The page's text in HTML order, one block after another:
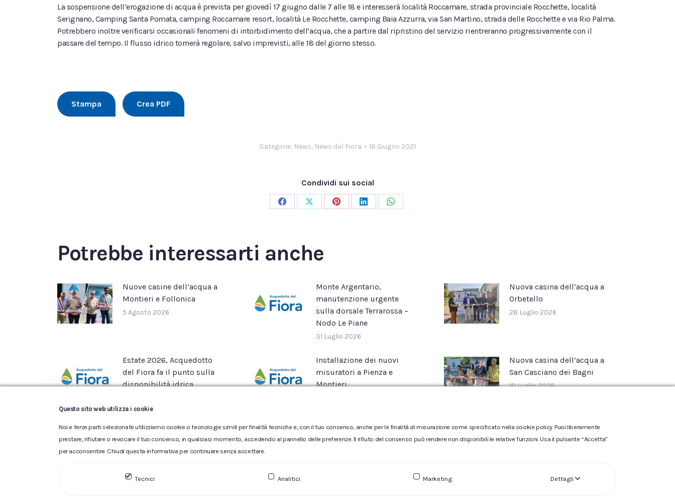
La sospensione dell’erogazione di acqua è prevista per giovedì 17 giugno dalle 7 alle 18 e interesserà località Roccamare, strada provinciale Rocchette, località
Serignano, Camping Santa Pomata, camping Roccamare resort, località Le Rocchette, camping Baia Azzurra, via San Martino, strada delle Rocchette e via Rio Palma.
Potrebbero inoltre verificarsi occasionali fenomeni di intorbidimento dell’acqua, che a partire dal ripristino del servizio rientreranno progressivamente con il
passare del tempo. Il flusso idrico tornerà regolare, salvo imprevisti, alle 18 del giorno stesso.
Stampa Crea PDF
Categorie: News, News dal Fiora 18 Giugno 2021
Condividi sui social
CondividiCondividiCondividiCondividiCondividi
Potrebbe interessarti anche
Nuove casine dell’acqua a
Montieri e Follonica
5 Agosto 2026
Monte Argentario,
manutenzione urgente
sulla dorsale Terrarossa –
Nodo Le Piane
31 Luglio 2026
Nuova casina dell’acqua a
Orbetello
28 Luglio 2026
Estate 2026, Acquedotto
del Fiora fa il punto sulla
disponibilità idrica
Installazione dei nuovi
misuratori a Pienza e
Montieri
Nuova casina dell’acqua a
San Casciano dei Bagni
10 Luglio 2026
Glossario Reclamo pdf
Questo sito web utilizza i cookie
Noi e terze parti selezionate utilizziamo cookie o tecnologie simili per finalità tecniche e, con il tuo consenso, anche per le finalità di misurazione come specificato nella cookie policy. Puoi liberamente
prestare, rifiutare o revocare il tuo consenso, in qualsiasi momento, accedendo al pannello delle preferenze. Il rifiuto del consenso può rendere non disponibili le relative funzioni. Usa il pulsante “Accetta”
per acconsentire. Chiudi questa informativa per continuare senza accettare.
Tecnici Analitici Marketing Dettagli